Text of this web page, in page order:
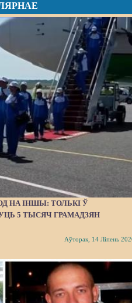
НА ІНШЫ: ТОЛЬКІ Ў
5 ТЫСЯЧ ГРАМАДЗЯН
Аўторак, 14 Ліпень